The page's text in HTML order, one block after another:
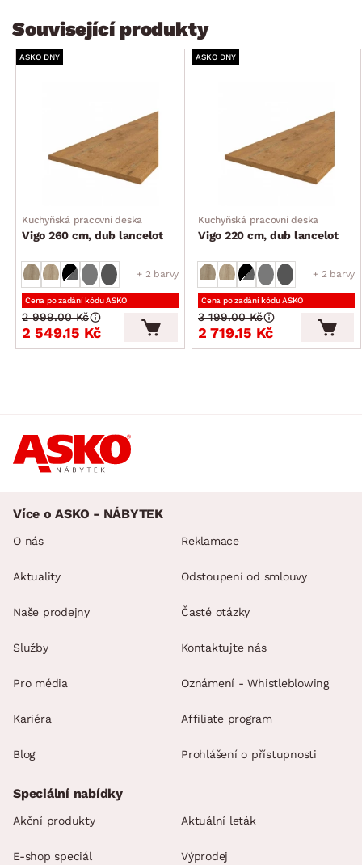
Související produkty
ASKO DNY
Kuchyňská pracovní deska
Vigo 260 cm, dub lancelot
+ 2 barvy
Cena po zadání kódu ASKO
2 549.15 Kč
2 999.00 Kč
ASKO DNY
Kuchyňská pracovní deska
Vigo 220 cm, dub lancelot
+ 2 barvy
Cena po zadání kódu ASKO
2 719.15 Kč
3 199.00 Kč
Více o ASKO - NÁBYTEK
O nás
Aktuality
Naše prodejny
Služby
Pro média
Kariéra
Blog
Reklamace
Odstoupení od smlouvy
Časté otázky
Kontaktujte nás
Oznámení - Whistleblowing
Affiliate program
Prohlášení o přístupnosti
Speciální nabídky
Akční produkty Aktuální leták
E-shop speciál Výprodej